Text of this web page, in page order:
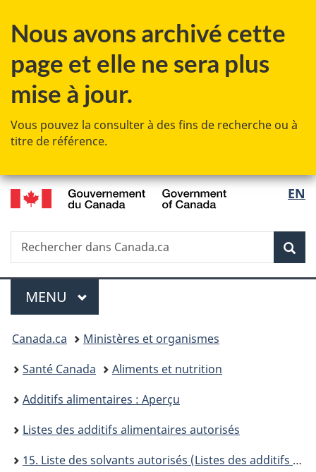
au
principal
à
Au
»
à
version
Nous avons archivé cette
page et elle ne sera plus
mise à jour.
Vous pouvez la consulter à des fins de recherche ou à
titre de référence.
de
la
EN
Recherche
Rechercher
dans
Menu
MENU PRINCIPAL
Vous
êtes
ici :
Canada.ca
Ministères et organismes
Santé Canada
Aliments et nutrition
Additifs alimentaires : Aperçu
Listes des additifs alimentaires autorisés
15. Liste des solvants autorisés (Listes des additifs alimentaires autorisés)